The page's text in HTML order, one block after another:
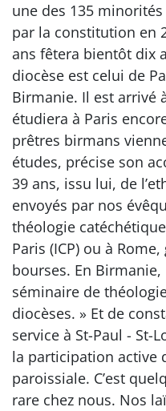
une des 135
par la constitution en
ans fêtera bientôt dix
diocèse est celui de
Birmanie. Il est arrivé
étudiera à Paris
prêtres birmans
études, précise son
39 ans, issu lui, de
envoyés par nos
théologie
Paris (ICP) ou à
bourses. En Birmanie,
séminaire de
diocèses. » Et de
service à St-Paul - St-
la participation active
paroissiale. C’est
rare chez nous. Nos